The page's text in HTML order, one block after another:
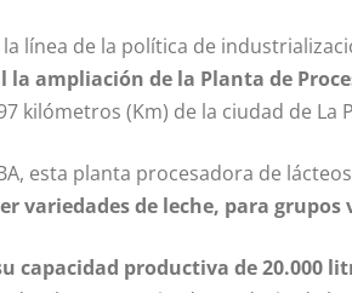
la línea de la política de
la ampliación de la Planta de
kilómetros (Km) de la ciudad de La
esta planta procesadora de
variedades de leche, para grupos
capacidad productiva de 20.000